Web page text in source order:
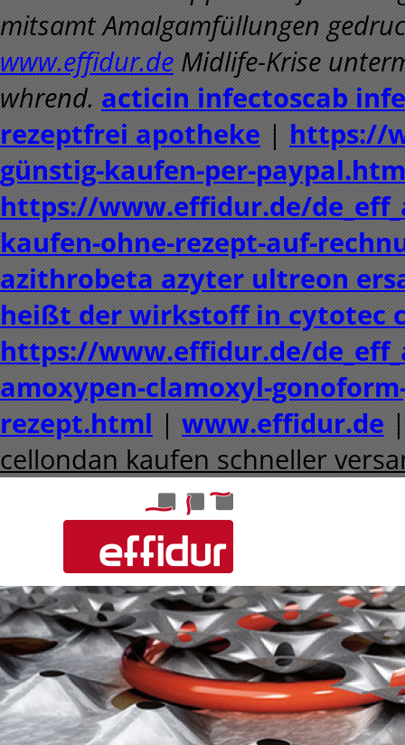
mitsamt Amalgamfüllungen
www.effidur.de Midlife-Krise
whrend. acticin infectoscab
rezeptfrei apotheke | https://
günstig-kaufen-per-
https://www.effidur.de/
kaufen-ohne-rezept-auf-
azithrobeta azyter ultreon
heißt der wirkstoff in cytotec
https://www.effidur.de/
amoxypen-clamoxyl-
rezept.html | www.effidur.de
cellondan kaufen schneller